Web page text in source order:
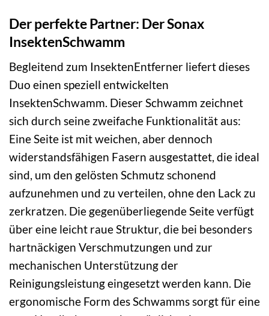
Der perfekte Partner: Der Sonax
InsektenSchwamm
Begleitend zum InsektenEntferner liefert dieses
Duo einen speziell entwickelten
InsektenSchwamm. Dieser Schwamm zeichnet
sich durch seine zweifache Funktionalität aus:
Eine Seite ist mit weichen, aber dennoch
widerstandsfähigen Fasern ausgestattet, die ideal
sind, um den gelösten Schmutz schonend
aufzunehmen und zu verteilen, ohne den Lack zu
zerkratzen. Die gegenüberliegende Seite verfügt
über eine leicht raue Struktur, die bei besonders
hartnäckigen Verschmutzungen und zur
mechanischen Unterstützung der
Reinigungsleistung eingesetzt werden kann. Die
ergonomische Form des Schwamms sorgt für eine